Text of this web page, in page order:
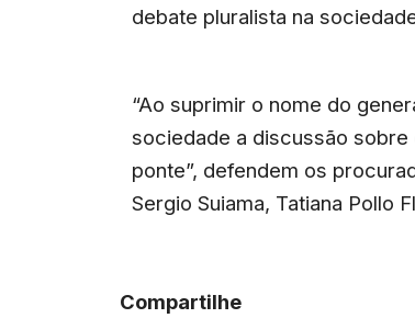
debate pluralista na
“Ao suprimir o nome do
sociedade a discussão sobre
ponte”, defendem os
Sergio Suiama, Tatiana Pollo
Compartilhe